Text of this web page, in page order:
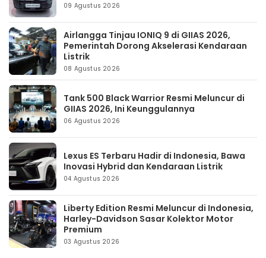
09 Agustus 2026
Airlangga Tinjau IONIQ 9 di GIIAS 2026,
Pemerintah Dorong Akselerasi Kendaraan
Listrik
08 Agustus 2026
Tank 500 Black Warrior Resmi Meluncur di
GIIAS 2026, Ini Keunggulannya
06 Agustus 2026
Lexus ES Terbaru Hadir di Indonesia, Bawa
Inovasi Hybrid dan Kendaraan Listrik
04 Agustus 2026
Liberty Edition Resmi Meluncur di Indonesia,
Harley-Davidson Sasar Kolektor Motor
Premium
03 Agustus 2026